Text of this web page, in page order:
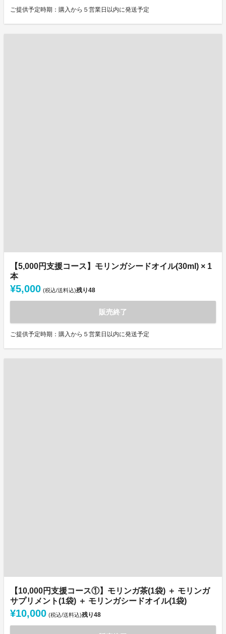
ご提供予定時期：購入から５営業日以内に発送予定
【5,000円支援コース】モリンガシードオイル(30ml) × 1
本
¥5,000 (税込/送料込)残り48
販売終了
ご提供予定時期：購入から５営業日以内に発送予定
【10,000円支援コース①】モリンガ茶(1袋) ＋ モリンガ
サプリメント(1袋) ＋ モリンガシードオイル(1袋)
¥10,000 (税込/送料込)残り48